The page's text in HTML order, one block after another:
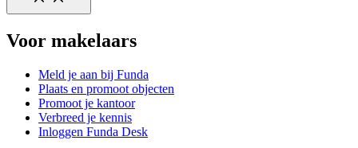
Voor makelaars
Meld je aan bij Funda
Plaats en promoot objecten
Promoot je kantoor
Verbreed je kennis
Inloggen Funda Desk